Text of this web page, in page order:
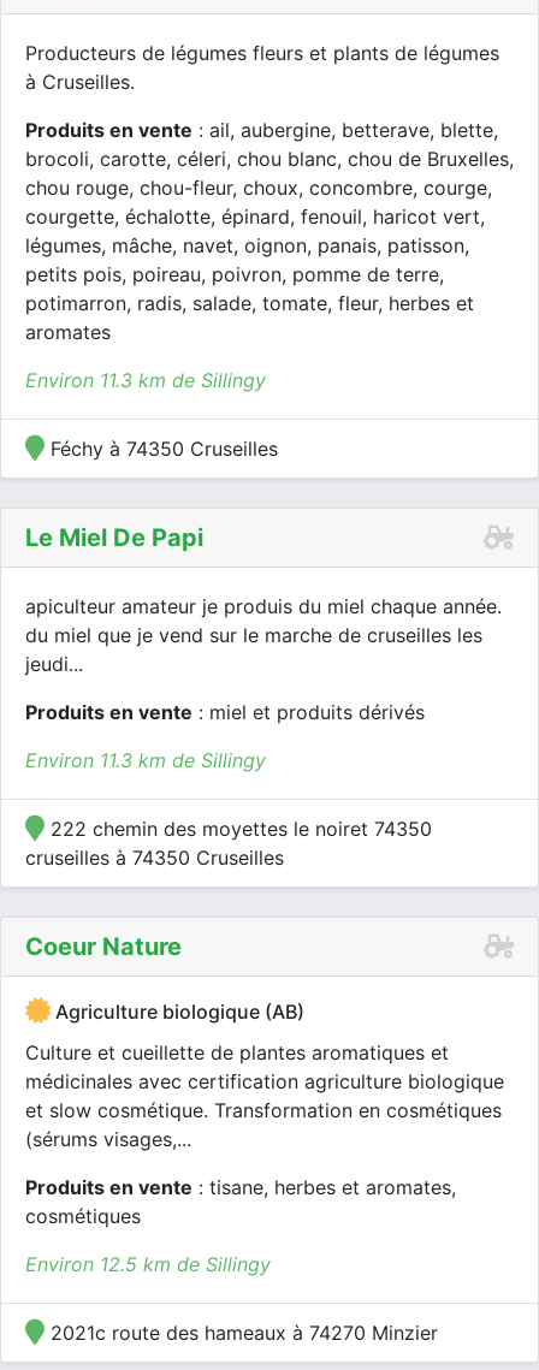
Producteurs de légumes fleurs et plants de légumes
à Cruseilles.
Produits en vente : ail, aubergine, betterave, blette,
brocoli, carotte, céleri, chou blanc, chou de Bruxelles,
chou rouge, chou-fleur, choux, concombre, courge,
courgette, échalotte, épinard, fenouil, haricot vert,
légumes, mâche, navet, oignon, panais, patisson,
petits pois, poireau, poivron, pomme de terre,
potimarron, radis, salade, tomate, fleur, herbes et
aromates
Environ 11.3 km de Sillingy
Féchy à 74350 Cruseilles
Le Miel De Papi
apiculteur amateur je produis du miel chaque année.
du miel que je vend sur le marche de cruseilles les
jeudi...
Produits en vente : miel et produits dérivés
Environ 11.3 km de Sillingy
222 chemin des moyettes le noiret 74350
cruseilles à 74350 Cruseilles
Coeur Nature
Agriculture biologique (AB)
Culture et cueillette de plantes aromatiques et
médicinales avec certification agriculture biologique
et slow cosmétique. Transformation en cosmétiques
(sérums visages,...
Produits en vente : tisane, herbes et aromates,
cosmétiques
Environ 12.5 km de Sillingy
2021c route des hameaux à 74270 Minzier